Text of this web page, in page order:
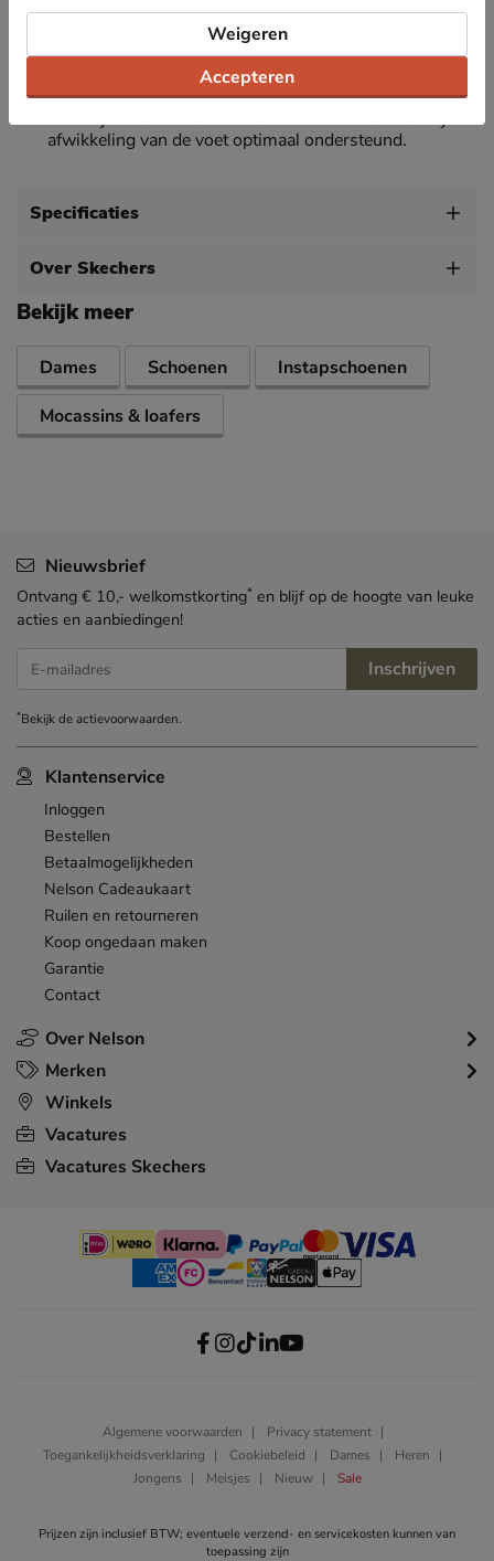
ondersteuning en een hoge energieteruggave tijdens
De rubberen buitenzool biedt duurzame grip en
stabiliteit op verschillende soorten ondergronden.
Dankzij de flexibiliteit van de zool wordt de natuurlijke
afwikkeling van de voet optimaal ondersteund.
Specificaties
Over Skechers
Bekijk meer
Dames Schoenen
Instapschoenen
Mocassins & loafers
Over Nelson
Klantenservice
Inloggen
Bestellen
Betaalmogelijkheden
Nelson Cadeaukaart
Ruilen en retourneren
Koop ongedaan maken
Garantie
Contact
Merken
Winkels
Vacatures
Vacatures Skechers
Nieuwsbrief
Ontvang € 10,- welkomstkorting* en blijf op de hoogte van leuke
acties en aanbiedingen!
E-mailadres Inschrijven
*Bekijk deactievoorwaarden.
Algemene voorwaarden
Privacy statement
Toegankelijkheidsverklaring
Cookiebeleid Dames
Heren
Jongens
Meisjes Nieuw Sale
Prijzen zijn inclusief BTW; eventuele verzend- en servicekosten kunnen van
toepassing zijn
Accepteren
Weigeren